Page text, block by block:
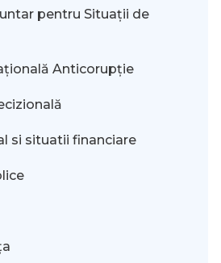
pentru Situații de
Anticorupție
si situatii financiare